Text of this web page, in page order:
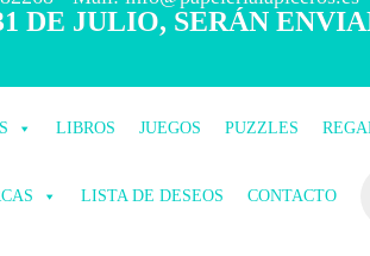
DE JULIO, SERÁN
LIBROS JUEGOS PUZZLES
LISTA DE DESEOS CONTACTO